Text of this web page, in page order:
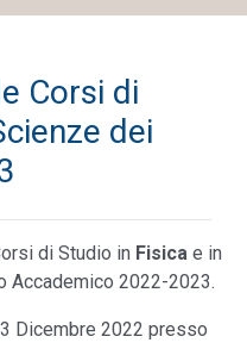
Corsi di
dei
di Studio in Fisica e in
Accademico 2022-2023.
Dicembre 2022 presso